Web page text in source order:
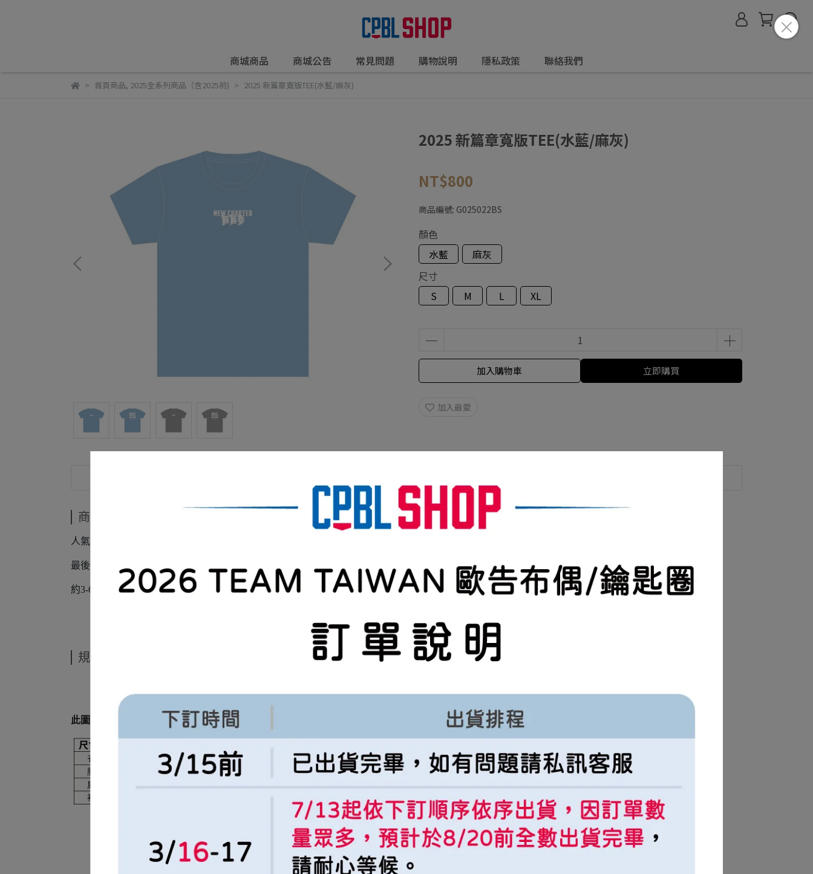
商城商品 商城公告 常見問題 購物說明 隱私政策 聯絡我們
首頁商品, 2025全系列商品（含2025前) 2025 新篇章寬版TEE(水藍/麻灰)
2025 新篇章寬版TEE(水藍/麻灰)
NT$800
商品編號: G025022BS
顏色
水藍
麻灰
尺寸
S
M L XL
加入購物車 立即購買
加入最愛
商品介紹
人氣熱門商品年末盤點後庫存釋出！🤩
最後一波，售完不補🔥
約3-6個工作日出貨
規格說明
此圖為合成圖，商品圖片僅供參考，商品以出貨實物為主。